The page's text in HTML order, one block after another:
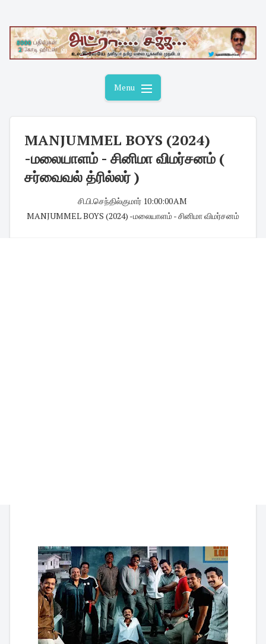
content
Menu
MANJUMMEL BOYS (2024)
-மலையாளம் - சினிமா விமர்சனம் (
சர்வைவல் த்ரில்லர் )
சி.பி.செந்தில்குமார்· 10:00:00 AM
MANJUMMEL BOYS (2024) -மலையாளம் - சினிமா விமர்சனம்